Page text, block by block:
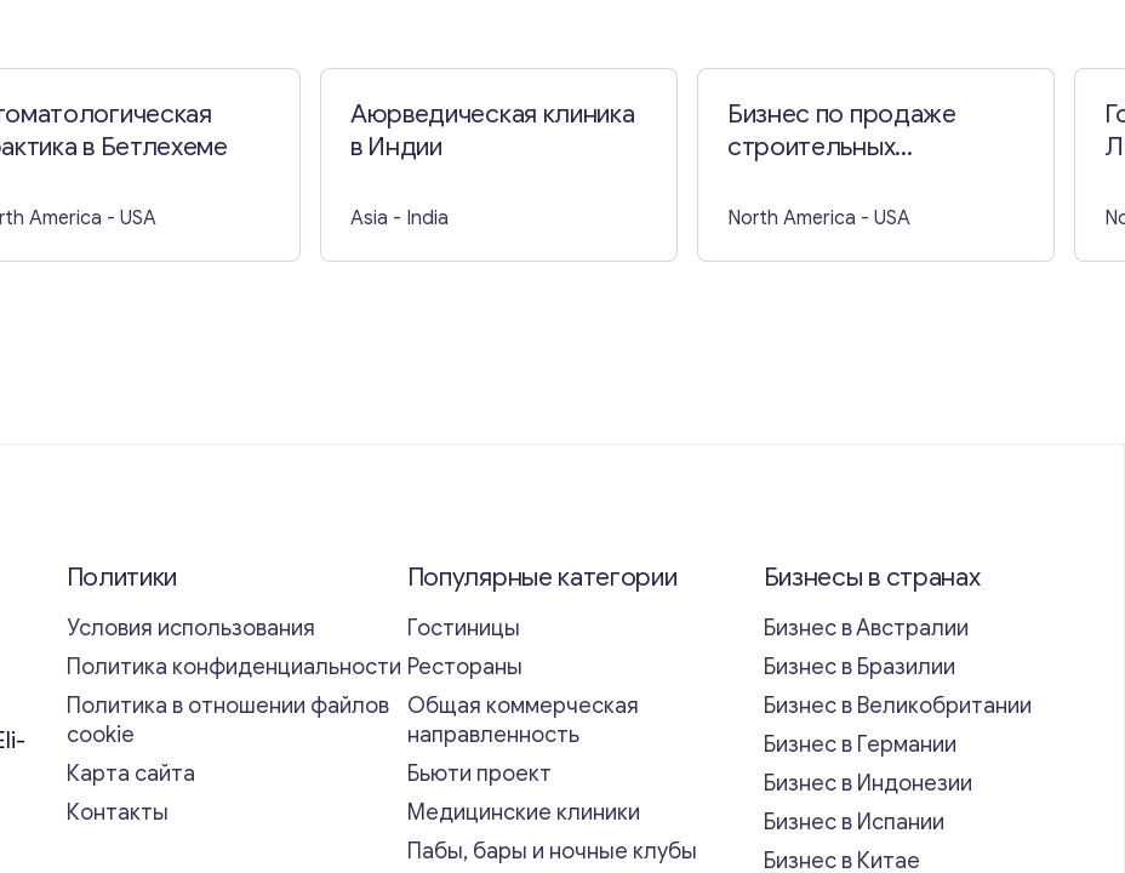
в Бетлехеме
America - USA
Аюрведическая клиника
в Индии
Asia - India
Бизнес по продаже
строительных
округе Ричмонд
North America - USA
Политики
Условия использования
Политика конфиденциальности
Политика в отношении файлов
cookie
Карта сайта
Контакты
Популярные категории
Гостиницы
Рестораны
Общая коммерческая
направленность
Бьюти проект
Медицинские клиники
Пабы, бары и ночные клубы
Бизнесы в странах
Бизнес в Австралии
Бизнес в Бразилии
Бизнес в Великобритании
Бизнес в Германии
Бизнес в Индонезии
Бизнес в Испании
Бизнес в Китае